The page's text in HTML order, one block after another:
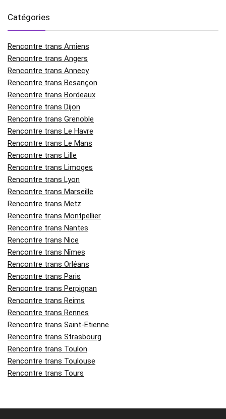
Catégories
Rencontre trans Amiens
Rencontre trans Angers
Rencontre trans Annecy
Rencontre trans Besançon
Rencontre trans Bordeaux
Rencontre trans Dijon
Rencontre trans Grenoble
Rencontre trans Le Havre
Rencontre trans Le Mans
Rencontre trans Lille
Rencontre trans Limoges
Rencontre trans Lyon
Rencontre trans Marseille
Rencontre trans Metz
Rencontre trans Montpellier
Rencontre trans Nantes
Rencontre trans Nice
Rencontre trans Nîmes
Rencontre trans Orléans
Rencontre trans Paris
Rencontre trans Perpignan
Rencontre trans Reims
Rencontre trans Rennes
Rencontre trans Saint-Etienne
Rencontre trans Strasbourg
Rencontre trans Toulon
Rencontre trans Toulouse
Rencontre trans Tours